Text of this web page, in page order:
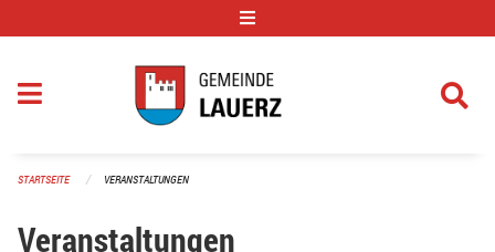
STARTSEITE VERANSTALTUNGEN
Veranstaltungen